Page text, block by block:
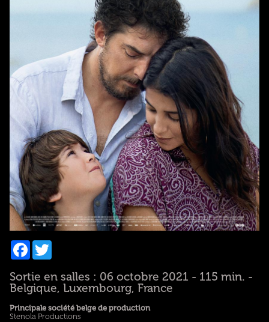
Facebook
Twitter
Sortie en salles : 06 octobre 2021 - 115 min. -
Belgique, Luxembourg, France
Principale société belge de production
Stenola Productions